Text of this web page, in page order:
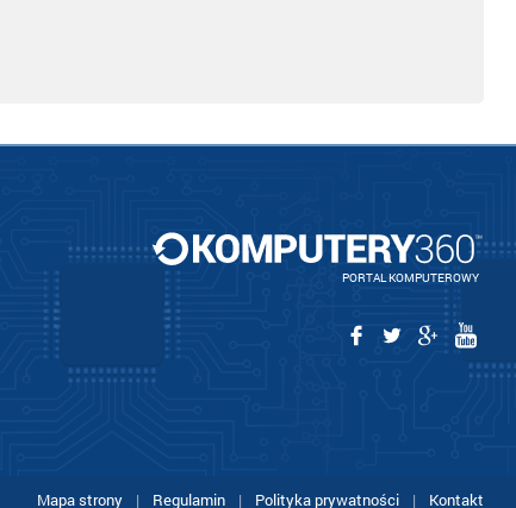
PORTAL KOMPUTEROWY
Mapa strony | Regulamin | Polityka prywatności | Kontakt